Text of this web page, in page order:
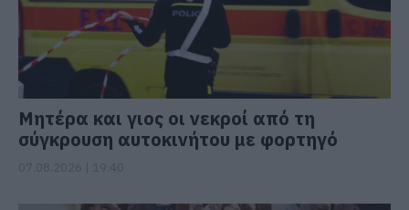
Μητέρα και γιος οι νεκροί από τη
σύγκρουση αυτοκινήτου με φορτηγό